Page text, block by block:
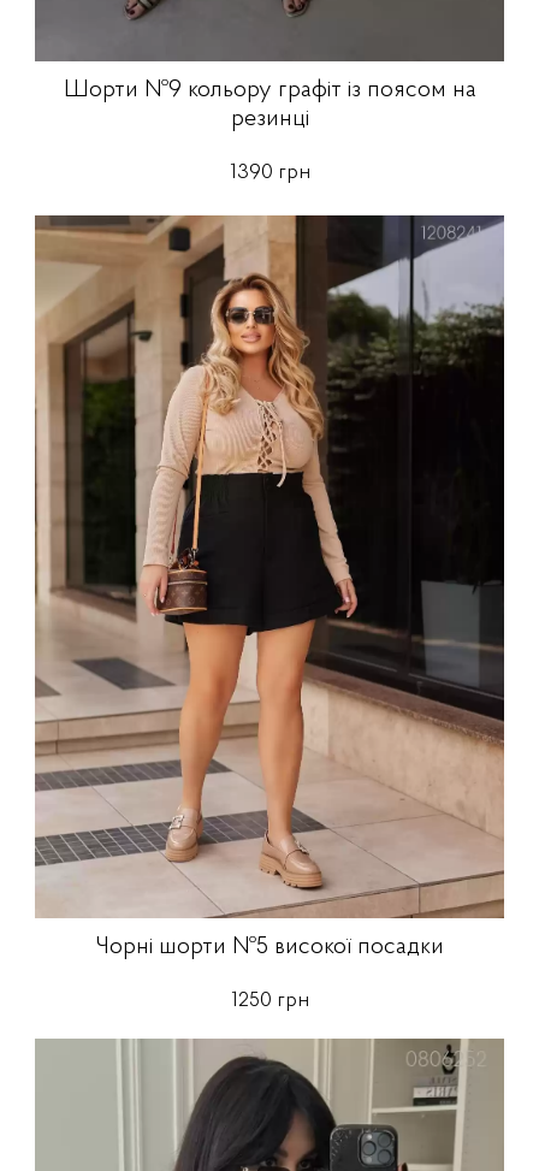
Шорти №9 кольору графіт із поясом на
резинці
1390 грн
Чорні шорти №5 високої посадки
1250 грн